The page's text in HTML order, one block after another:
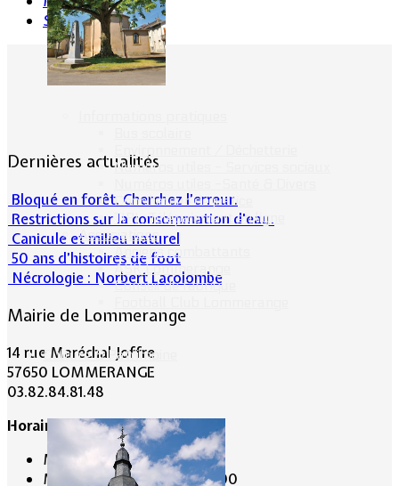
Numéros utiles - Services sociaux
Conciliateur de justice
TIPI : Télépaiement en ligne
Associations
Anciens combattants
ASK Lommerange
Conseil de fabrique
Culture & Patrimoine
Suivant
Dernières actualités
Bloqué en forêt. Cherchez l’erreur.
Restrictions sur la consommation d'eau.
Canicule et milieu naturel
50 ans d’histoires de foot
Nécrologie : Norbert Lacolombe
Mairie de Lommerange
14 rue Maréchal Joffre
57650 LOMMERANGE
03.82.84.81.48
Horaire de la Mairie:
Mardi de 10 h 00 à 11 h 00
Mercredi de 14 h 00 à 16 h 00